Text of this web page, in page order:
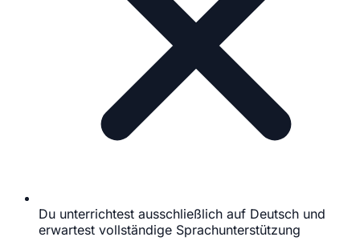
Du unterrichtest ausschließlich auf Deutsch und
erwartest vollständige Sprachunterstützung